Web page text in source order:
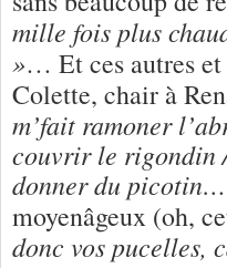
mille fois plus
»… Et ces autres
Colette, chair à
m’fait ramoner
couvrir le rigondin
donner du
moyenâgeux (oh,
donc vos pucelles,